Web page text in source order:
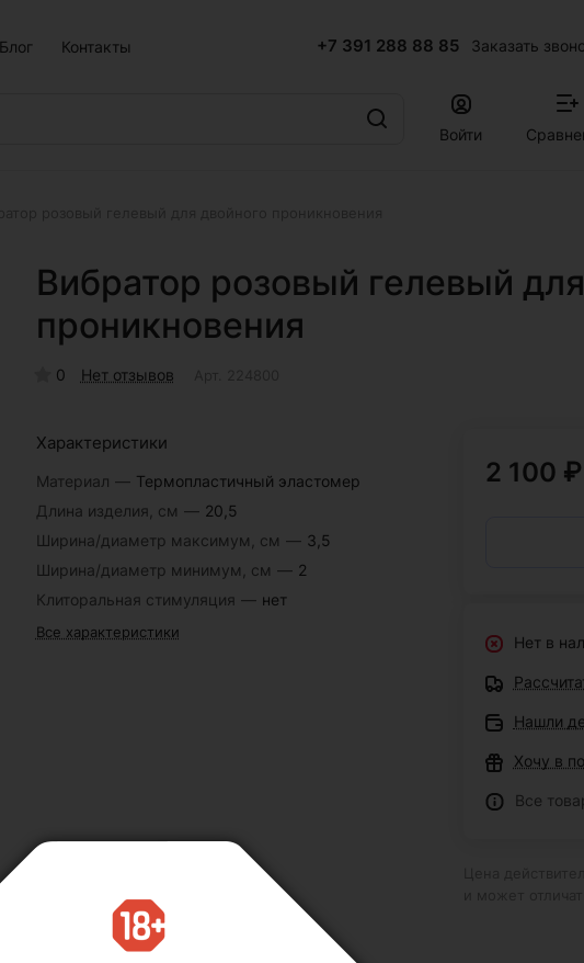
Блог Контакты +7 391 288 88 85 Заказать
Войти
Вибратор розовый гелевый
проникновения
0 Нет отзывов
Характеристики
Материал — Термопластичный эластомер
Длина изделия, см — 20,5
Ширина/диаметр максимум, см — 3,5
Ширина/диаметр минимум, см — 2
Клиторальная стимуляция — нет
Все характеристики
2 100 ₽
Нет в
Нашли
Хочу в
Все